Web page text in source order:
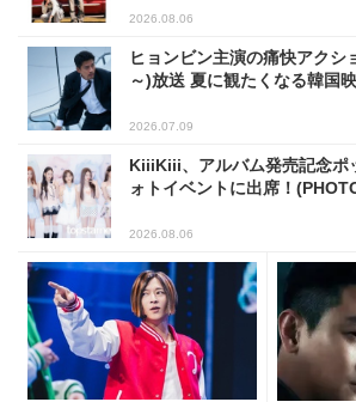
2026.08.06
ヒョンビン主演の痛快アクシ
～)放送 夏に観たくなる韓国
2026.07.09
KiiiKiii、アルバム発売記念ポ
ォトイベントに出席！
2026.08.06